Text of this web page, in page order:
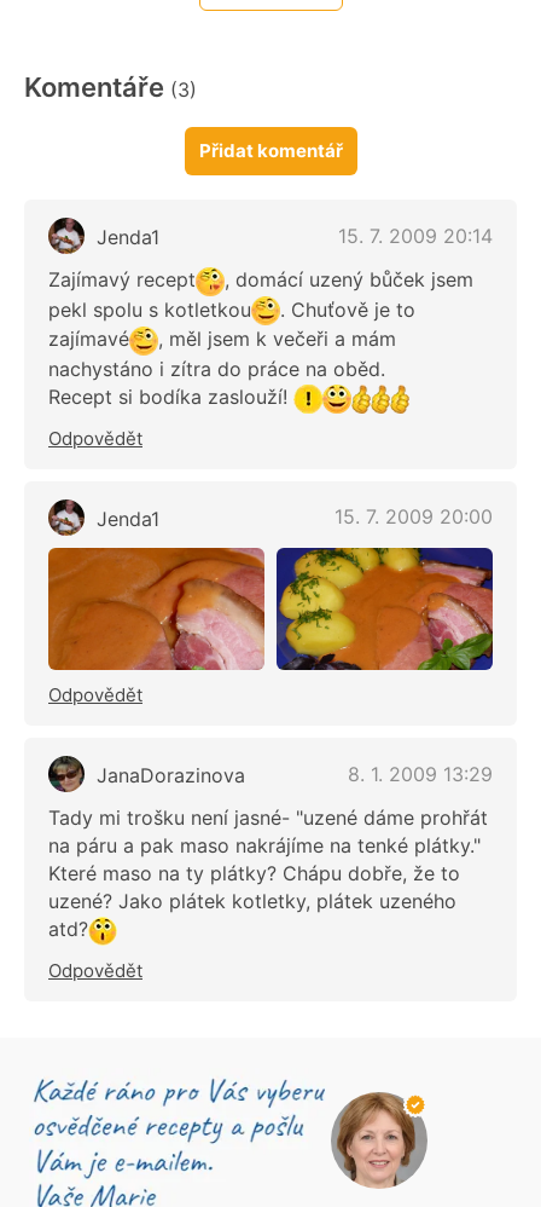
Komentáře (3)
Přidat komentář
Jenda1
15. 7. 2009 20:14
Zajímavý recept
, domácí uzený bůček jsem
pekl spolu s kotletkou
. Chuťově je to
zajímavé
, měl jsem k večeři a mám
nachystáno i zítra do práce na oběd.
Recept si bodíka zaslouží!
Odpovědět
Jenda1 15. 7. 2009 20:00
Odpovědět
JanaDorazinova
8. 1. 2009 13:29
Tady mi trošku není jasné- "uzené dáme prohřát
na páru a pak maso nakrájíme na tenké plátky."
Které maso na ty plátky? Chápu dobře, že to
uzené? Jako plátek kotletky, plátek uzeného
atd?
Odpovědět